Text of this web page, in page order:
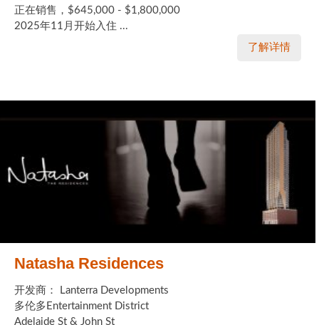
正在销售，$645,000 - $1,800,000
2025年11月开始入住 ...
了解详情
Natasha Residences
开发商： Lanterra Developments
多伦多Entertainment District
Adelaide St & John St